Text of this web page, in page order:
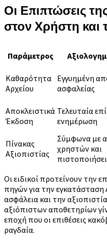
Οι Επιπτώσεις
στον Χρήστη και
Παράμετρος
Καθαρότητα
Αρχείου
Εγγυημένη
ασφαλείας
Αποκλειστικά
Έκδοση
Τελευταία
ενημέρωση
Πίνακας
Αξιοπιστίας
Σύμφωνα με
χρηστών και
Οι ειδικοί προτείνουν την
πηγών για την
ασφάλεια και την
αξιόπιστων αποθετηρίων
εποχή που οι επιθέσεις
ραγδαία.